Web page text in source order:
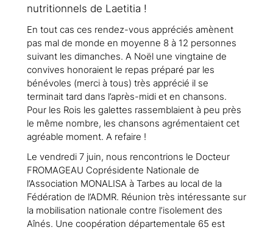
nutritionnels de Laetitia !
En tout cas ces rendez-vous appréciés amènent
pas mal de monde en moyenne 8 à 12 personnes
suivant les dimanches. A Noël une vingtaine de
convives honoraient le repas préparé par les
bénévoles (merci à tous) très apprécié il se
terminait tard dans l’après-midi et en chansons.
Pour les Rois les galettes rassemblaient à peu près
le même nombre, les chansons agrémentaient cet
agréable moment. A refaire !
Le vendredi 7 juin, nous rencontrions le Docteur
FROMAGEAU Coprésidente Nationale de
l’Association MONALISA à Tarbes au local de la
Fédération de l’ADMR. Réunion très intéressante sur
la mobilisation nationale contre l’isolement des
Aînés. Une coopération départementale 65 est